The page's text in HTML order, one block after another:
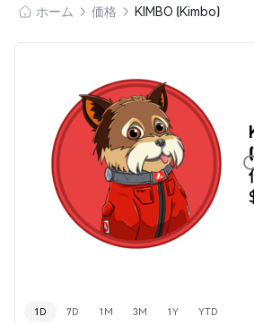
ホーム 価格 KIMBO (Kimbo)
1D 7D 1M 3M 1Y YTD